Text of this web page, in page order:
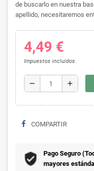
de buscarlo en nuestra
apellido, necesitaremos
4,49 €
Impuestos incluidos
remove add
COMPARTIR
Pago Seguro
mayores